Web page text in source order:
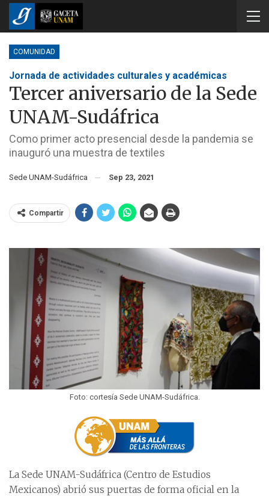
COMUNIDAD
Jornada de actividades culturales y académicas
Tercer aniversario de la Sede
UNAM-Sudáfrica
Como primer acto presencial desde la pandemia se
inauguró una muestra de textiles
Sede UNAM-Sudáfrica Sep 23, 2021
Compartir
Foto: cortesía Sede UNAM-Sudáfrica.
La Sede UNAM-Sudáfrica (Centro de Estudios
Mexicanos) abrió sus puertas de forma oficial en la